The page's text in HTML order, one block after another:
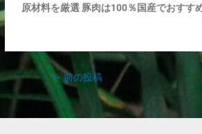
原材料を厳選 豚肉は100％国産でおすす
←前の投稿